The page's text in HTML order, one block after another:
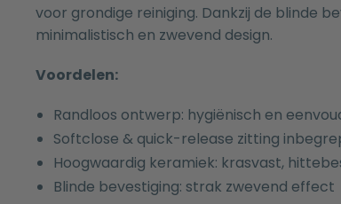
voor grondige reiniging. Dankzij de blinde
minimalistisch en zwevend design.
Voordelen:
Randloos ontwerp: hygiënisch en
Softclose & quick-release zitting
Hoogwaardig keramiek: krasvast,
Blinde bevestiging: strak zwevend effect